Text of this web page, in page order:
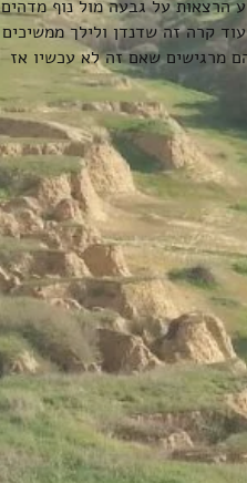
הרצאות על גבעה מול נוף מדהים
קרה זה שדנדן ולילך ממשיכים
מרגישים שאם זה לא עכשיו אז